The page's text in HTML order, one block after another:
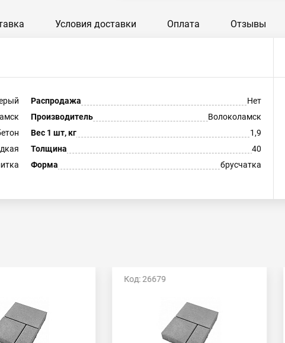
Условия доставки Оплата Отзывы
Распродажа
Нет
Производитель
Волоколамск
Вес 1 шт, кг
1,9
Толщина
40
Форма брусчатка
Код: 26679